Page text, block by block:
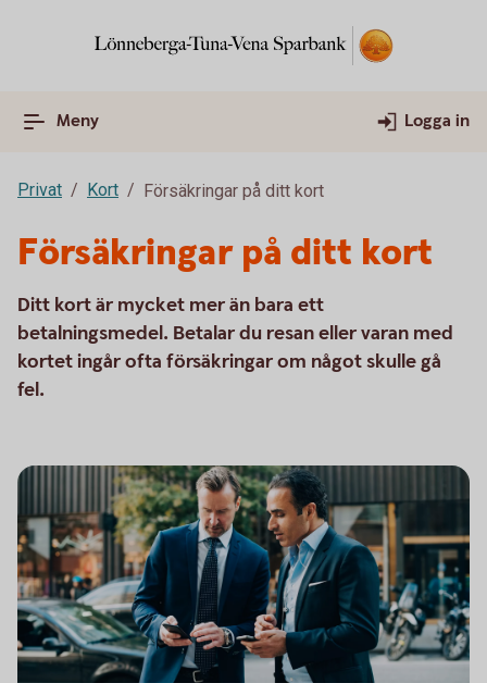
Meny Logga in
Privat Kort Försäkringar på ditt kort
Försäkringar på ditt kort
Ditt kort är mycket mer än bara ett
betalningsmedel. Betalar du resan eller varan med
kortet ingår ofta försäkringar om något skulle gå
fel.